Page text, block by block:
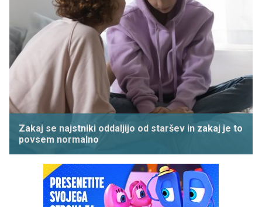
Zakaj se najstniki oddaljijo od staršev in zakaj je to
povsem normalno